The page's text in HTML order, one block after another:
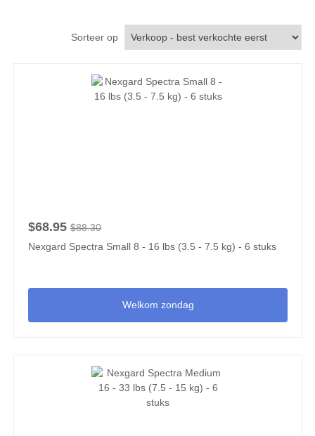
Sorteer op
$68.95 $88.30
Nexgard Spectra Small 8 - 16 lbs (3.5 - 7.5 kg) - 6 stuks
Welkom zondag